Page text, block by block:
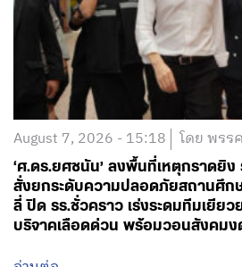
August 7, 2026 - 15:18 โดย พรร
‘ศ.ดร.ยศชนัน’ ลงพื้นที่เหตุกราดยิ
สั่งยกระดับความปลอดภัยสถานศึก
ลี่ ปิด รร.ชั่วคราว เร่งระดมทีมเยียว
บริจาคเลือดด่วน พร้อมวอนสังคมง